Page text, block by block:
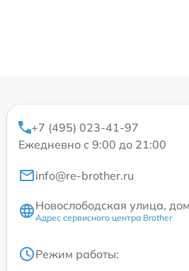
+7 (495) 023-41-97
Ежедневно с 9:00 до 21:00
info@re-brother.ru
Новослободская улица,
Адрес сервисного центра Brother
Режим работы: